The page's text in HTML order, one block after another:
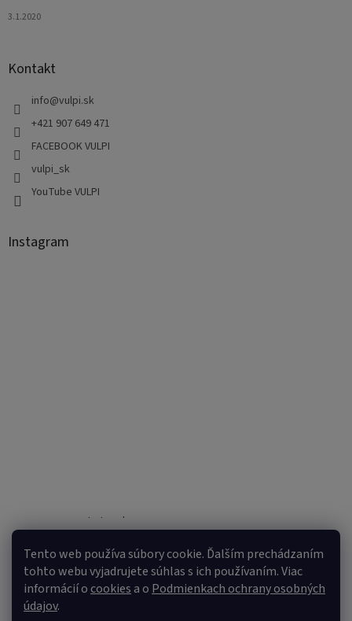
Tento web používa súbory cookie. Ďalším prechádzaním
tohto webu vyjadrujete súhlas s ich používaním. Viac
informácií ocookiesa o Podmienkach ochrany osobných
údajov.
3.1.2020
Kontakt
info@vulpi.sk
+421 907 649 471
FACEBOOK VULPI
vulpi_sk
YouTube VULPI
Instagram
Sledovať na Instagrame